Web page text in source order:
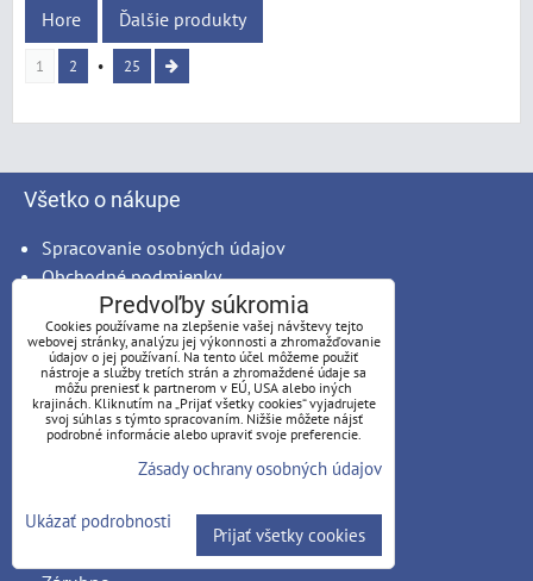
Hore Ďalšie produkty
1 2 25
Všetko o nákupe
Spracovanie osobných údajov
Obchodné podmienky
Reklamačný poriadok
Možnosti platby
Možnosti dopravy
Produkty na mieru - podmienky
Montáž
Ako nakupovať
Druhy dverí
Predvoľby súkromia
Cookies používame na zlepšenie vašej návštevy tejto
webovej stránky, analýzu jej výkonnosti a zhromažďovanie
údajov o jej používaní. Na tento účel môžeme použiť
nástroje a služby tretích strán a zhromaždené údaje sa
môžu preniesť k partnerom v EÚ, USA alebo iných
krajinách. Kliknutím na „Prijať všetky cookies“ vyjadrujete
svoj súhlas s týmto spracovaním. Nižšie môžete nájsť
podrobné informácie alebo upraviť svoje preferencie.
Zásady ochrany osobných údajov
Ukázať podrobnosti
Prijať všetky cookies